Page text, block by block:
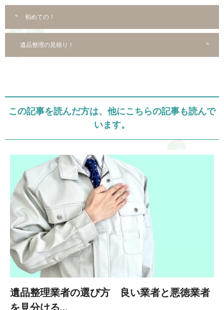
初めての！
遺品整理の見積り！
この記事を読んだ方は、他にこちらの記事も読んで
います。
遺品整理業者の選び方 良い業者と悪徳業者
を見分ける...